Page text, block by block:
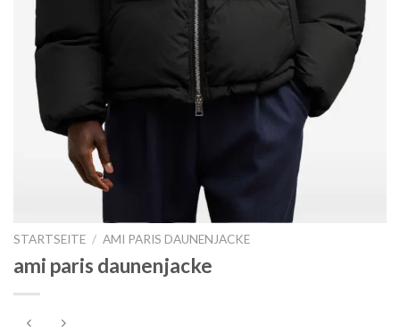
STARTSEITE / AMI PARIS DAUNENJACKE
ami paris daunenjacke